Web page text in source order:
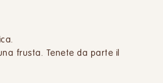
frusta. Tenete da parte il